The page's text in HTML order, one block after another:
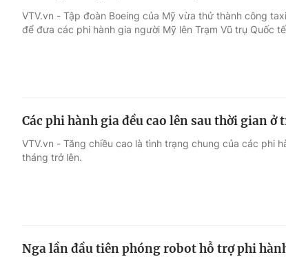
VTV.vn - Tập đoàn Boeing của Mỹ vừa thử thành công
để đưa các phi hành gia người Mỹ lên Trạm Vũ trụ Quốc
Các phi hành gia đều cao lên sau thời gian ở
VTV.vn - Tăng chiều cao là tình trạng chung của các phi
tháng trở lên.
Nga lần đầu tiên phóng robot hỗ trợ phi